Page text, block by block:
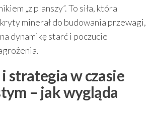
„z planszy”. To siła, która
minerał do budowania przewagi,
dynamikę starć i poczucie
i strategia w czasie
– jak wygląda